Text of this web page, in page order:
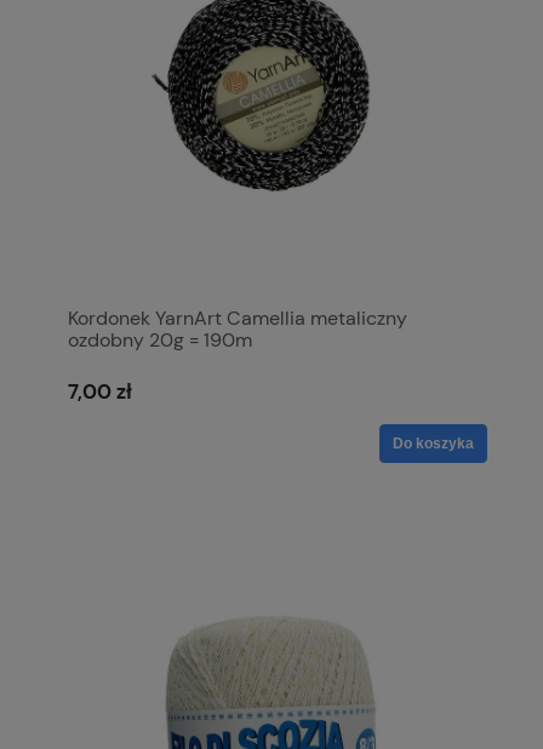
Kordonek YarnArt Camellia metaliczny
ozdobny 20g = 190m
7,00 zł
Do koszyka